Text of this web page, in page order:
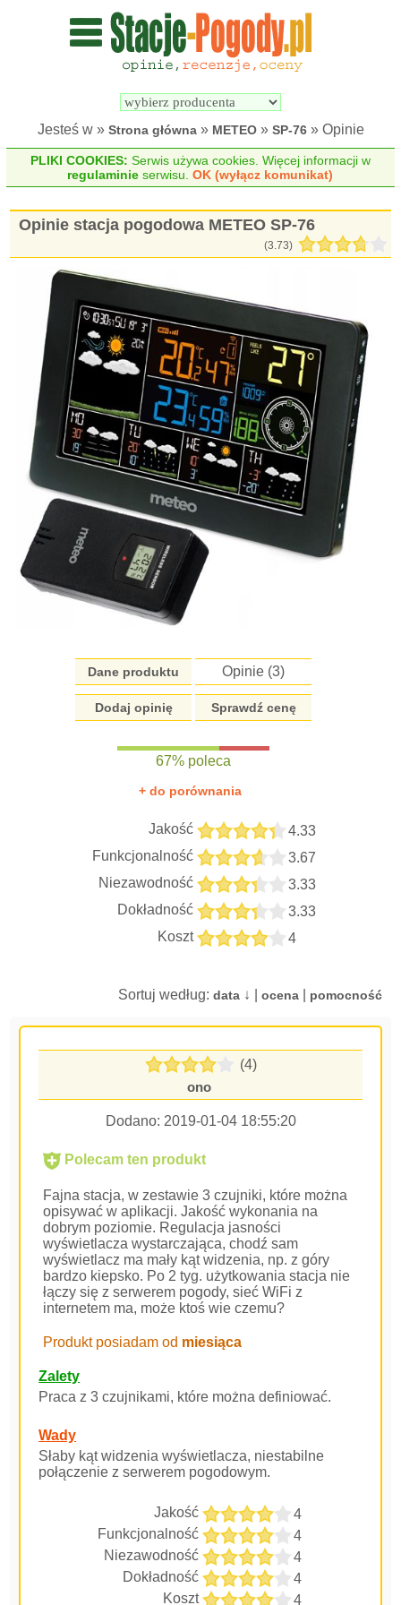
Wyszukiwarka
pogodowych
Jesteś w » Strona główna» METEO» SP-76» Opinie
PLIKI COOKIES: Serwis używa cookies. Więcej informacji w
regulaminie serwisu.OK (wyłącz komunikat)
Opinie stacja pogodowa METEO SP-76
(3.73)
Dane produktu Opinie (3)
Dodaj opinię Sprawdź cenę
67% poleca
+ do porównania
Jakość
4.33
Funkcjonalność
3.67
Niezawodność
3.33
Dokładność
3.33
Koszt
4
Sortuj według: data↓ | ocena| pomocność
(4)
ono
Dodano: 2019-01-04 18:55:20
Polecam ten produkt
Fajna stacja, w zestawie 3 czujniki, które można
opisywać w aplikacji. Jakość wykonania na
dobrym poziomie. Regulacja jasności
wyświetlacza wystarczająca, chodź sam
wyświetlacz ma mały kąt widzenia, np. z góry
bardzo kiepsko. Po 2 tyg. użytkowania stacja nie
łączy się z serwerem pogody, sieć WiFi z
internetem ma, może ktoś wie czemu?
Produkt posiadam od miesiąca
Zalety
Praca z 3 czujnikami, które można definiować.
Wady
Słaby kąt widzenia wyświetlacza, niestabilne
połączenie z serwerem pogodowym.
Jakość
4
Funkcjonalność
4
Niezawodność
4
Dokładność
4
Koszt
4